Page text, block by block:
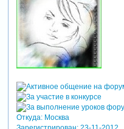
Откуда:Москва